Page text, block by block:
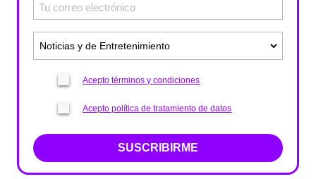
Acepto términos y condiciones
Acepto política de tratamiento de datos
SUSCRIBIRME